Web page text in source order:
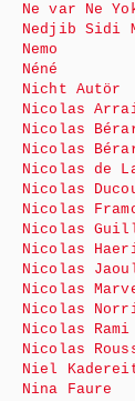
Ne var Ne
Nedjib Sidi
Nemo
Néné
Nicht Autör
Nicolas
Nicolas
Nicolas
Nicolas de
Nicolas
Nicolas
Nicolas
Nicolas
Nicolas
Nicolas
Nicolas
Nicolas Rami
Nicolas
Niel
Nina Faure